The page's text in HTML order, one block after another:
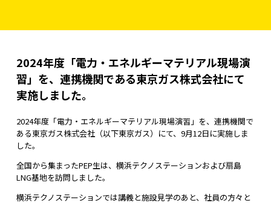
2024年度「電力・エネルギーマテリアル現場演
習」を、連携機関である東京ガス株式会社にて
実施しました。
2024年度「電力・エネルギーマテリアル現場演習」を、連携機関で
ある東京ガス株式会社（以下東京ガス）にて、9月12日に実施しま
した。
全国から集まったPEP生は、横浜テクノステーションおよび扇島
LNG基地を訪問しました。
横浜テクノステーションでは講義と施設見学のあと、社員の方々と